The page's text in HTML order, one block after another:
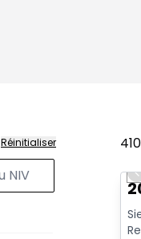
Réinitialiser 410